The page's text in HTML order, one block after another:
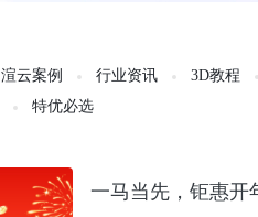
渲云案例 行业资讯 3D教程
特优必选
一马当先，钜惠开